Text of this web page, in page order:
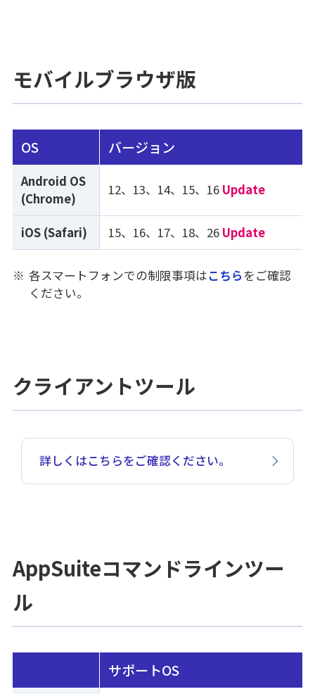
モバイルブラウザ版
OS バージョン
Android OS
(Chrome)
12、13、14、15、16 Update
iOS (Safari) 15、16、17、18、26 Update
※ 各スマートフォンでの制限事項はこちらをご確認
ください。
クライアントツール
詳しくはこちらをご確認ください。
AppSuiteコマンドラインツー
ル
サポートOS